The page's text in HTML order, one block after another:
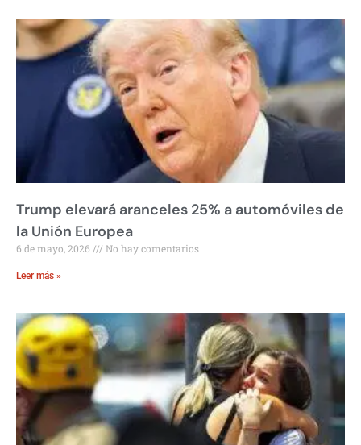
Trump elevará aranceles 25% a automóviles de
la Unión Europea
6 de mayo, 2026 No hay comentarios
Leer más »